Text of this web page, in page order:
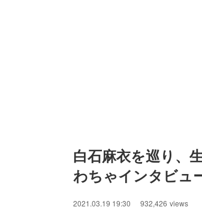
白石麻衣を巡り、
わちゃインタビュ
2021.03.19 19:30 932,426 views